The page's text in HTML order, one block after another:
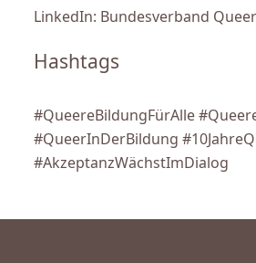
LinkedIn: Bundesverband
Hashtags
#QueereBildungFürAlle
#QueerInDerBildung
#AkzeptanzWächstImDialog